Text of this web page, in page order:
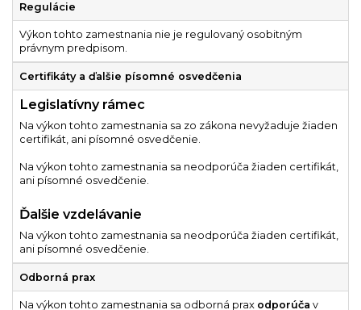
Regulácie
Výkon tohto zamestnania nie je regulovaný osobitným
právnym predpisom.
Certifikáty a ďalšie písomné osvedčenia
Legislatívny rámec
Na výkon tohto zamestnania sa zo zákona nevyžaduje žiaden
certifikát, ani písomné osvedčenie.
Na výkon tohto zamestnania sa neodporúča žiaden certifikát,
ani písomné osvedčenie.
Ďalšie vzdelávanie
Na výkon tohto zamestnania sa neodporúča žiaden certifikát,
ani písomné osvedčenie.
Odborná prax
Na výkon tohto zamestnania sa odborná prax odporúča v